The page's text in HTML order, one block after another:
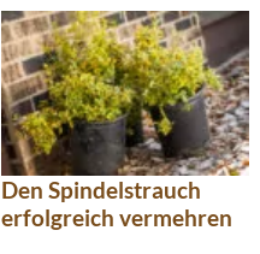
Den Spindelstrauch
erfolgreich vermehren